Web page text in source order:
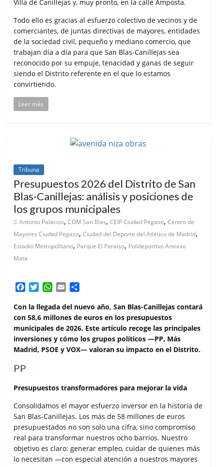
Villa de Canillejas y, muy pronto, en la calle Amposta.
Todo ello es gracias al esfuerzo colectivo de vecinos y de
comerciantes, de juntas directivas de mayores, entidades
de la sociedad civil, pequeño y mediano comercio, que
trabajan día a día para que San Blas-Canillejas sea
reconocido por su empuje, tenacidad y ganas de seguir
siendo el Distrito referente en el que lo estamos
convirtiendo.
Leer más
Tribuna
Presupuestos 2026 del Distrito de San
Blas-Canillejas: análisis y posiciones de
los grupos municipales
Antonio Palacios,CDM San Blas,CEIP Ciudad Pegaso,Centro de
Mayores Ciudad Pegaso,Ciudad del Deporte del Atlético de Madrid,
Estadio Metropolitano, Parque El Paraíso, Polideportivo Antonio
Mata
c
e
b
o
o
k
i
t
t
e
r
W
a
t
s
A
p
p
a
i
l
m
p
a
r
t
i
Con la llegada del nuevo año, San Blas-Canillejas contará
con 58,6 millones de euros en los presupuestos
municipales de 2026. Este artículo recoge las principales
inversiones y cómo los grupos políticos —PP, Más
Madrid, PSOE y VOX— valoran su impacto en el Distrito.
PP
Presupuestos transformadores para mejorar la vida
Consolidamos el mayor esfuerzo inversor en la historia de
San Blas-Canillejas. Los más de 58 millones de euros
presupuestados no son solo una cifra, sino compromiso
real para transformar nuestros ocho barrios. Nuestro
objetivo es claro: generar empleo, cuidar de quienes más
lo necesitan —con especial atención a nuestros mayores